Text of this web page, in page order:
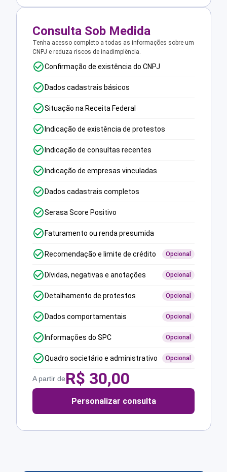
Consulta Sob Medida
Tenha acesso completo a todas as informações sobre um
CNPJ e reduza riscos de inadimplência.
Confirmação de existência do CNPJ
Dados cadastrais básicos
Situação na Receita Federal
Indicação de existência de protestos
Indicação de consultas recentes
Indicação de empresas vinculadas
Dados cadastrais completos
Serasa Score Positivo
Faturamento ou renda presumida
Recomendação e limite de crédito Opcional
Dívidas, negativas e anotações Opcional
Detalhamento de protestos Opcional
Dados comportamentais Opcional
Informações do SPC Opcional
Quadro societário e administrativo Opcional
A partir deR$ 30,00
Personalizar consulta